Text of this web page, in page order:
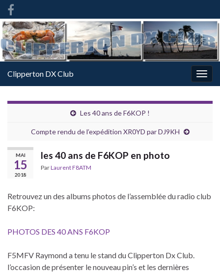
Clipperton DX Club
Les 40 ans de F6KOP !
Compte rendu de l’expédition XR0YD par DJ9KH
MAI
15
2018
les 40 ans de F6KOP en photo
ParLaurent F8ATM
Retrouvez un des albums photos de l’assemblée du radio club
F6KOP:
PHOTOS DES 40 ANS F6KOP
F5MFV Raymond a tenu le stand du Clipperton Dx Club.
l’occasion de présenter le nouveau pin’s et les dernières